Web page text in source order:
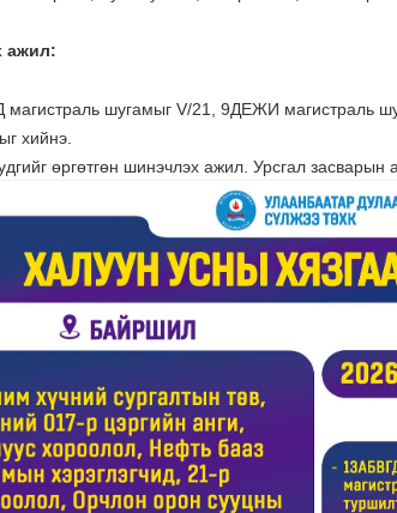
ажил:
магистраль шугамыг V/21, 9ДЕЖИ магистраль
хийнэ.
өргөтгөн шинэчлэх ажил. Урсгал засварын